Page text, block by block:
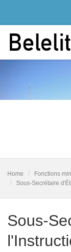
Home
Fonctions
Sous-Secrétaire
Sous-